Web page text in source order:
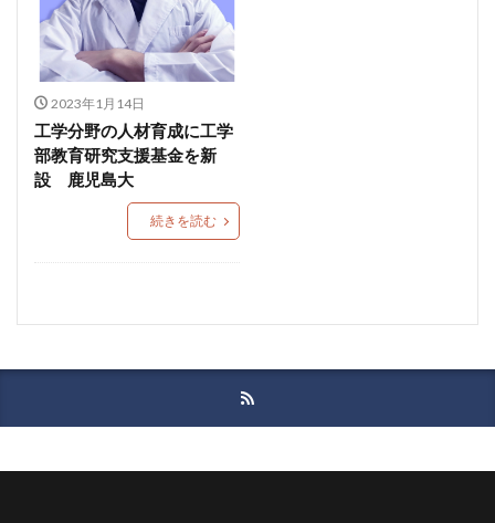
2023年1月14日
工学分野の人材育成に工学
部教育研究支援基金を新
設 鹿児島大
続きを読む